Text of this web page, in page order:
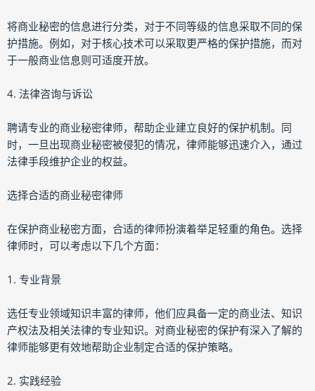
将商业秘密的信息进行分类，对于不同等级的信息采取不同的保
护措施。例如，对于核心技术可以采取更严格的保护措施，而对
于一般商业信息则可适度开放。
4. 法律咨询与诉讼
聘请专业的商业秘密律师，帮助企业建立良好的保护机制。同
时，一旦出现商业秘密被侵犯的情况，律师能够迅速介入，通过
法律手段维护企业的权益。
选择合适的商业秘密律师
在保护商业秘密方面，合适的律师扮演着举足轻重的角色。选择
律师时，可以考虑以下几个方面：
1. 专业背景
选任专业领域知识丰富的律师，他们应具备一定的商业法、知识
产权法及相关法律的专业知识。对商业秘密的保护有深入了解的
律师能够更有效地帮助企业制定合适的保护策略。
2. 实践经验